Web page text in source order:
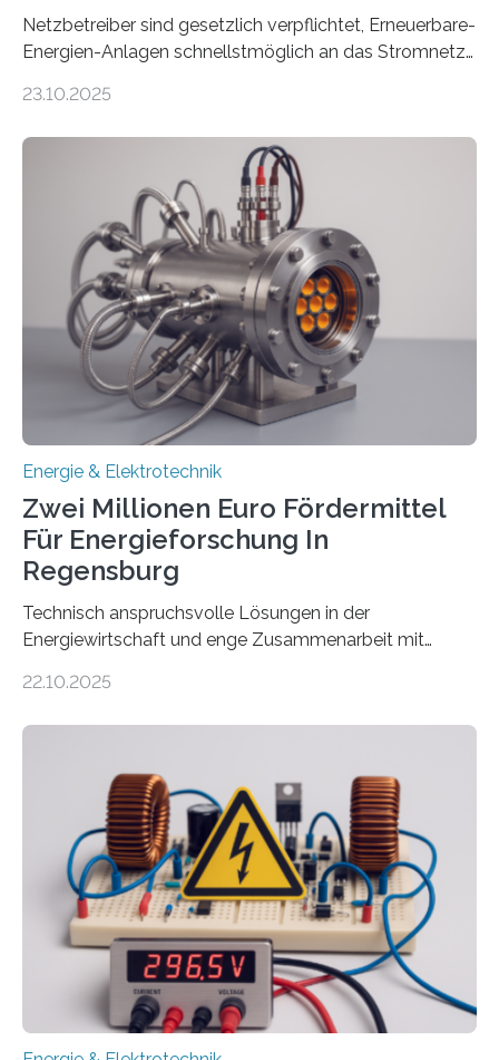
Netzbetreiber sind gesetzlich verpflichtet, Erneuerbare-
Energien-Anlagen schnellstmöglich an das Stromnetz
ermöglichen. Doch der dafür nötige Netzausbau hinkt
einem „Anschlussstau“. Die Stiftung
Umweltenergierecht hat den Rechtsrahmen in einem
neuen Bericht für die Praxis eingeordnet – inklusive der
Rolle von flexiblen Netzanschlussvereinbarungen. Der
Netzanschluss von Erneuerbare-Energien-Anlagen
(EE-Anlagen) ist entscheidend für die Energiewende.
Denn ohne Anschluss an das Netz kann kein Strom
eingespeist werden. Nach dem Erneuerbare-Energien-
Gesetz (EEG) sind Netzbetreiber…
23.10.2025
Energie & Elektrotechnik
Zwei Millionen Euro Fördermittel
Für Energieforschung In
Regensburg
Technisch anspruchsvolle Lösungen in der
Energiewirtschaft und enge Zusammenarbeit mit
neuen EU-geförderten Transfer-Projekte zu
Energietechnologien werden vom Europäischen
Sozialfonds Plus (ESF+) gefördert – mit einer
Gesamtsumme von mehr als zwei Millionen Euro.
Damit zählt die Hochschule zu den großen
Gewinnerinnen der aktuellen Förderrunde des
Bayerischen Wissenschaftsministeriums. Im
Mittelpunkt steht der direkte Wissenstransfer: Neue
wissenschaftliche Erkenntnisse sollen rasch in die
22.10.2025